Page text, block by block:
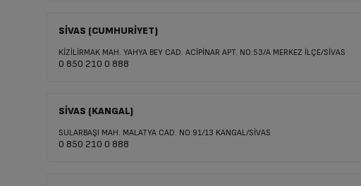
SİVAS (CUMHURİYET)
KİZİLİRMAK MAH. YAHYA BEY CAD. ACİPİNAR APT. NO:53/A MERKEZ İLÇE/SİVAS
0 850 210 0 888
SİVAS (KANGAL)
SULARBAŞI MAH. MALATYA CAD. NO:91/13 KANGAL/SİVAS
0 850 210 0 888